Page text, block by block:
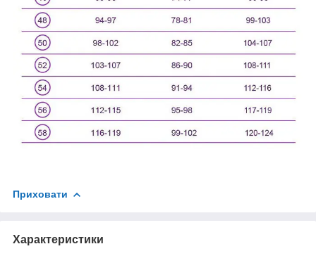
Приховати
Характеристики